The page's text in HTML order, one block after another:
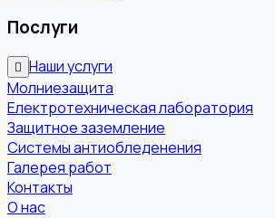
Послуги
Наши услуги
Молниезащита
Електротехническая лаборатория
Защитное заземление
Системы антиобледенения
Галерея работ
Контакты
О нас